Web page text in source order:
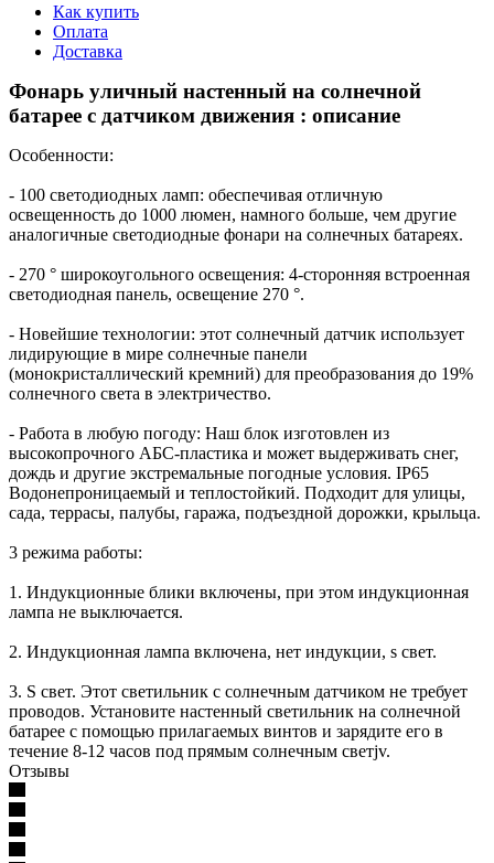
Как купить
Оплата
Доставка
Фонарь уличный настенный на солнечной
батарее с датчиком движения : описание
Особенности:
- 100 светодиодных ламп: обеспечивая отличную
освещенность до 1000 люмен, намного больше, чем другие
аналогичные светодиодные фонари на солнечных батареях.
- 270 ° широкоугольного освещения: 4-сторонняя встроенная
светодиодная панель, освещение 270 °.
- Новейшие технологии: этот солнечный датчик использует
лидирующие в мире солнечные панели
(монокристаллический кремний) для преобразования до 19%
солнечного света в электричество.
- Работа в любую погоду: Наш блок изготовлен из
высокопрочного АБС-пластика и может выдерживать снег,
дождь и другие экстремальные погодные условия. IP65
Водонепроницаемый и теплостойкий. Подходит для улицы,
сада, террасы, палубы, гаража, подъездной дорожки, крыльца.
3 режима работы:
1. Индукционные блики включены, при этом индукционная
лампа не выключается.
2. Индукционная лампа включена, нет индукции, s свет.
3. S свет. Этот светильник с солнечным датчиком не требует
проводов. Установите настенный светильник на солнечной
батарее с помощью прилагаемых винтов и зарядите его в
течение 8-12 часов под прямым солнечным светjv.
Отзывы